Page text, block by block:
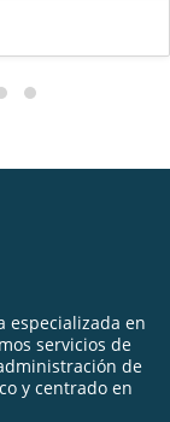
especializada en
servicios de
de
y centrado en